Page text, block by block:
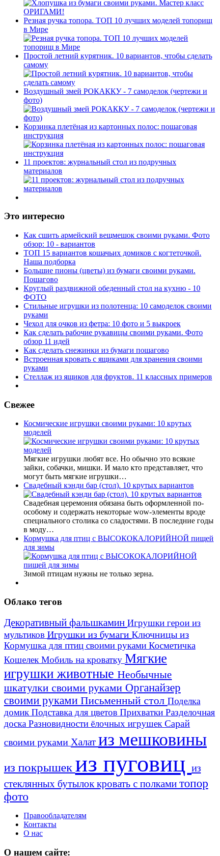
Резная ручка топора. ТОП 10 лучших моделей топорищ
в Мире
Простой летний курятник. 10 вариантов, чтобы сделать
самому
Воздушный змей РОКАККУ - 7 самоделок (чертежи и
фото)
Корзинка плетёная из картонных полос: пошаговая
инструкция
11 проектов: журнальный стол из подручных
материалов
Это интересно
Как сшить армейский вещмешок своими руками. Фото
обзор: 10 - вариантов
ТОП 15 вариантов кошачьих домиков с когтеточкой.
Наша подборка
Большие пионы (цветы) из бумаги своими руками.
Пошагово
Круглый раздвижной обеденный стол на кухню - 10
ФОТО
Стильные игрушки из полотенца: 10 самоделок своими
руками
Чехол для очков из фетра: 10 фото и 5 выкроек
Как сделать рабочие рукавицы своими руками. Фото
обзор 11 идей
Как сделать снежинки из бумаги пошагово
Встроенная кровать с ящиками для хранения своими
руками
Стеллаж из ящиков для фруктов. 11 классных примеров
Свежее
Космические игрушки своими руками: 10 крутых
моделей
Мягкие игрушки любят все. Но обычно это всякие
зайки, собачки, мишки. И мало кто представляет, что
могут быть мягкие игрушки…
Свадебный кэнди бар (стол). 10 крутых вариантов
Свадебная церемония обязана быть оформленной по-
особому и содержать некоторые wow-элементы вроде
специального столика со сладостями. В последние годы
в моду…
Кормушка для птиц с ВЫСОКОКАЛОРИЙНОЙ пищей
для зимы
Зимой птицам нужны не только зерна.
Облако тегов
Декоративный фальшкамин Игрушки герои из
мультиков Игрушки из бумаги Ключницы из
Кормушка для птиц своими руками Косметичка
Кошелек Мобиль на кроватку Мягкие
игрушки животные Необычные
шкатулки своими руками Органайзер
своими руками Письменный стол Поделка
домик Подставка для цветов Прихватки Разделочная
доска Разновидности ёлочных игрушек Сарай
своими руками Халат из мешковины
из покрышек из пуговиц из
стеклянных бутылоккровать с полками топор
фото
Правообладателям
Контакты
О нас
О нашем сайте: